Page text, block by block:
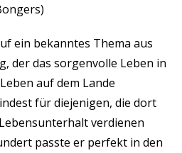
ein bekanntes Thema aus
der das sorgenvolle Leben in
auf dem Lande
für diejenigen, die dort
verdienen
passte er perfekt in den